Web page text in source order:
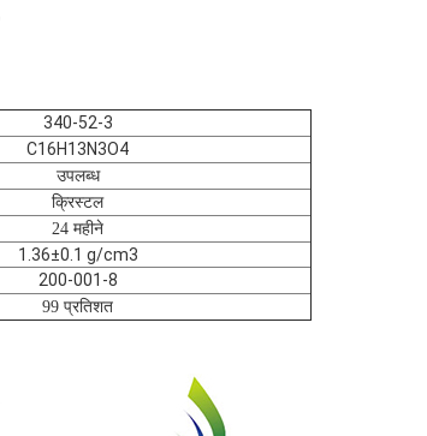
340-52-3
C16H13N3O4
उपलब्ध
क्रिस्टल
24 महीने
1.36±0.1 g/cm3
200-001-8
99 प्रतिशत